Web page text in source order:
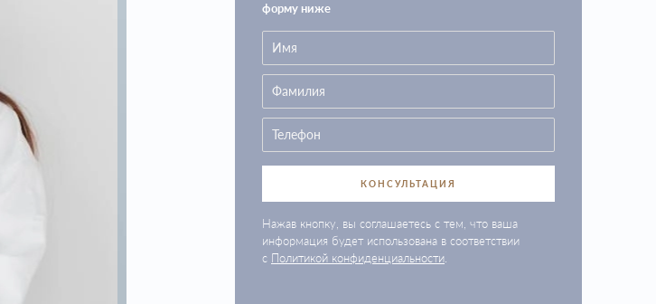
форму ниже
КОНСУЛЬТАЦИЯ
Нажав кнопку, вы соглашаетесь с тем, что ваша
информация будет использована в соответствии
с Политикой конфиденциальности